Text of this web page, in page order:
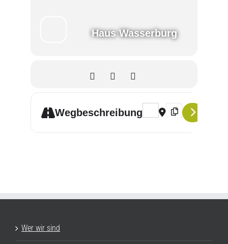
Haus Wasserburg
Wegbeschreibung Address - Gottesdienste
Destination
Wer wir sind